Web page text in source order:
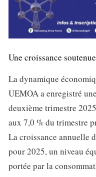
Une croissance
La dynamique
UEMOA a enregistré
deuxième trimestre
aux 7,0 % du trimestre
La croissance annuelle
pour 2025, un niveau
portée par la